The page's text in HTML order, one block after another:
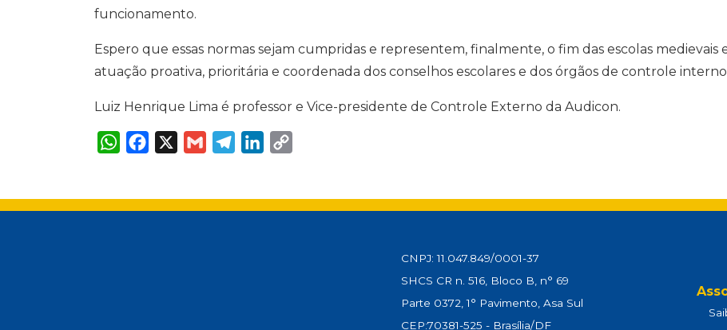
funcionamento.
Espero que essas normas sejam cumpridas e representem, finalmente, o fim das escolas medievais
atuação proativa, prioritária e coordenada dos conselhos escolares e dos órgãos de controle
Luiz Henrique Lima é professor e Vice-presidente de Controle Externo da Audicon.
W
h
A
p
F
a
o
o
X
G
m
T
e
r
a
L
d
I
i
n
CNPJ: 11.047.849/0001-37
SHCS CR n. 516, Bloco B, n° 69
Parte 0372, 1° Pavimento, Asa Sul
CEP:70381-525 - Brasília/DF